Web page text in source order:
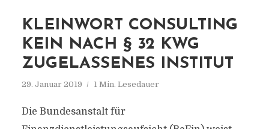
KLEINWORT CONSULTING
KEIN NACH § 32 KWG
ZUGELASSENES INSTITUT
29. Januar 2019 1 Min. Lesedauer
Die Bundesanstalt für